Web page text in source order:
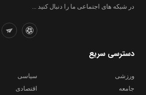
در شبکه های اجتماعی ما را دنبال کنید ...
دسترسی سریع
ورزشی
سیاسی
جامعه
اقتصادی